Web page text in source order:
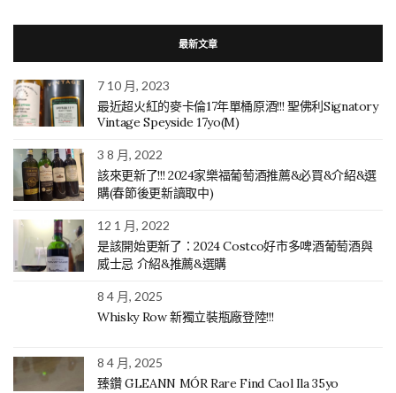
最新文章
7 10 月, 2023
最近超火紅的麥卡倫17年單桶原酒!!! 聖佛利Signatory
Vintage Speyside 17yo(M)
3 8 月, 2022
該來更新了!!! 2024家樂福葡萄酒推薦&必買&介紹&選
購(春節後更新讀取中)
12 1 月, 2022
是該開始更新了：2024 Costco好市多啤酒葡萄酒與
威士忌 介紹&推薦&選購
8 4 月, 2025
Whisky Row 新獨立裝瓶廠登陸!!!
8 4 月, 2025
臻鑽 GLEANN MÓR Rare Find Caol Ila 35yo